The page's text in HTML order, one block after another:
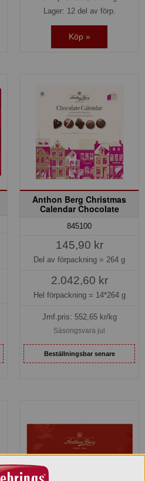
Lager: 12 del av förp.
Köp »
Anthon Berg Christmas
Calendar Chocolate
845100
145,90 kr
Del av förpackning = 264 g
2.042,60 kr
Hel förpackning = 14*264 g
Jmf.pris: 552,65kr/kg
Säsongsvara jul
Beställningsbar senare